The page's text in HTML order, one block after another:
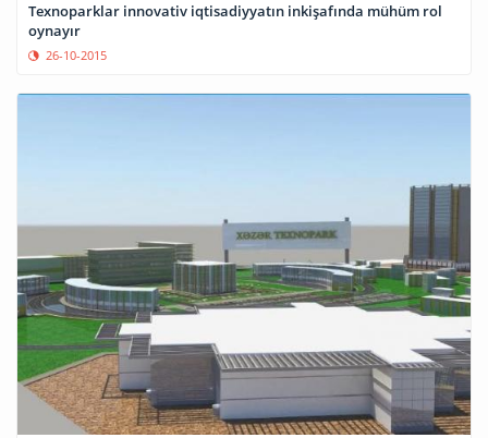
Texnoparklar innovativ iqtisadiyyatın inkişafında mühüm rol
oynayır
26-10-2015